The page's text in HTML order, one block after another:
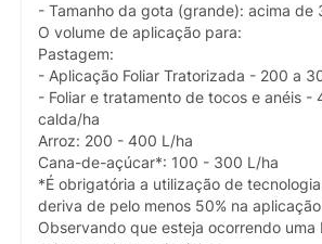
- Tamanho da gota (grande): acima de
O volume de aplicação para:
Pastagem:
- Aplicação Foliar Tratorizada - 200 a
- Foliar e tratamento de tocos e anéis -
calda/ha
Arroz: 200 - 400 L/ha
Cana-de-açúcar*: 100 - 300 L/ha
*É obrigatória a utilização de
deriva de pelo menos 50% na
Observando que esteja ocorrendo uma